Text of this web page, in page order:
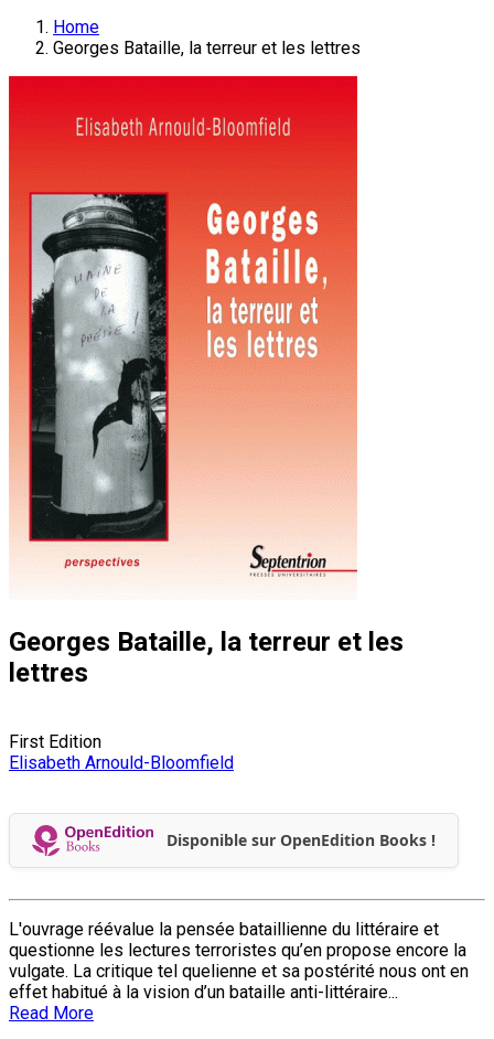
Home
Georges Bataille, la terreur et les lettres
Georges Bataille, la terreur et les
lettres
First Edition
Elisabeth Arnould-Bloomfield
Disponible sur OpenEdition Books !
L'ouvrage réévalue la pensée bataillienne du littéraire et
questionne les lectures terroristes qu’en propose encore la
vulgate. La critique tel quelienne et sa postérité nous ont en
effet habitué à la vision d’un bataille anti-littéraire...
Read More